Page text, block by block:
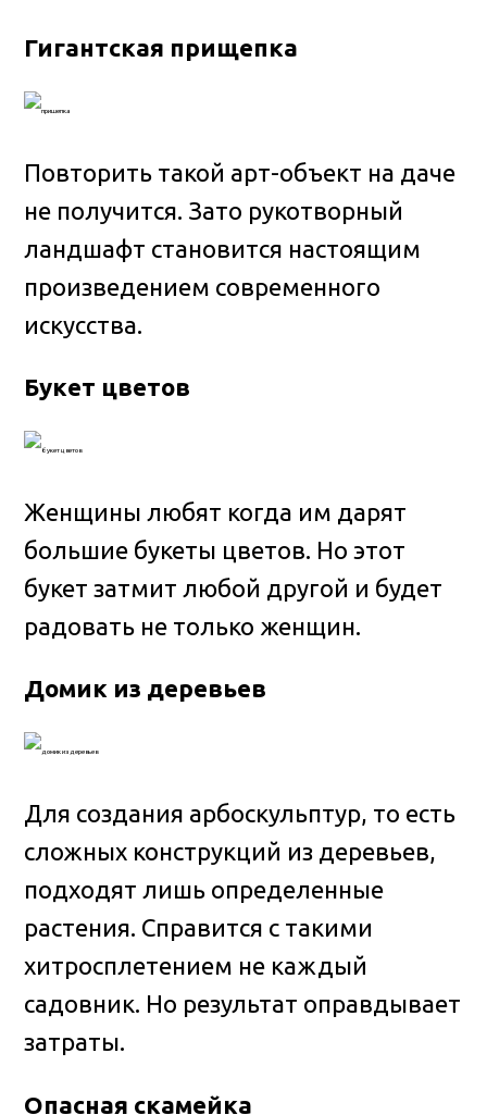
Гигантская прищепка
Повторить такой арт-объект на даче
не получится. Зато рукотворный
ландшафт становится настоящим
произведением современного
искусства.
Букет цветов
Женщины любят когда им дарят
большие букеты цветов. Но этот
букет затмит любой другой и будет
радовать не только женщин.
Домик из деревьев
Для создания арбоскульптур, то есть
сложных конструкций из деревьев,
подходят лишь определенные
растения. Справится с такими
хитросплетением не каждый
садовник. Но результат оправдывает
затраты.
Опасная скамейка